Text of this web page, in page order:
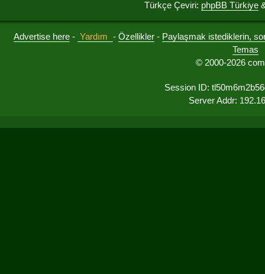
Türkçe Çeviri: phpBB Türkiye
Advertise here - Yardım - Özellikler - Paylaşmak istediklerin,
Temas
© 2000-2026
Session ID:
Server Addr: